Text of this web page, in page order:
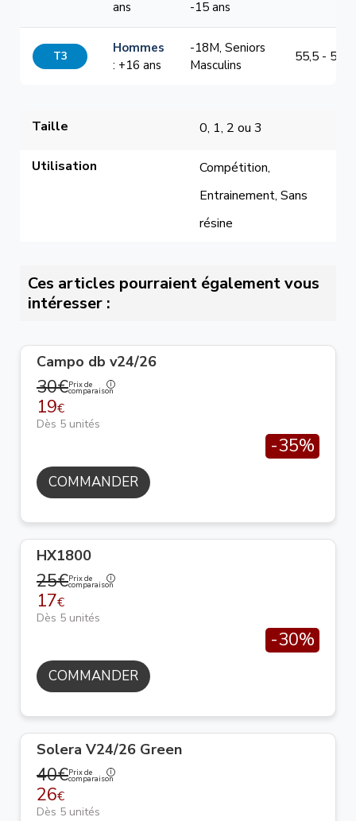
ans -15 ans
T3
Hommes
: +16 ans
-18M, Seniors
Masculins
55,5 -
Taille 0, 1, 2 ou 3
Utilisation
Compétition,
Entrainement, Sans
résine
Ces articles pourraient également vous
intéresser :
Campo db v24/26
30€Prix de
comparaison
19€
Dès 5 unités
-35%
COMMANDER
HX1800
25€Prix de
comparaison
17€
Dès 5 unités
-30%
COMMANDER
Solera V24/26 Green
40€Prix de
comparaison
26€
Dès 5 unités